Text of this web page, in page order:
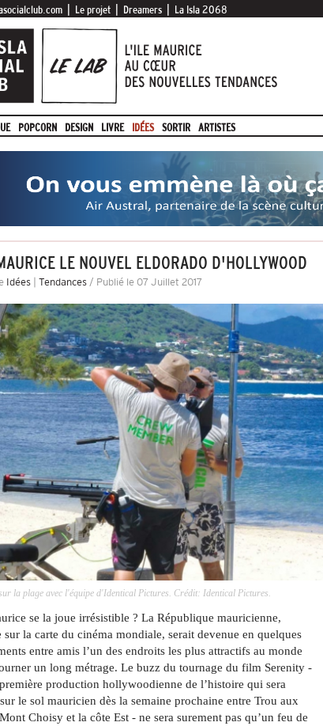
Le projet Dreamers La Isla 2068
POPCORN DESIGN LIVRE IDÉES SORTIR ARTISTES
LE NOUVEL ELDORADO D'HOLLYWOOD
Idées Tendances / Publié le 07 Juillet 2017
la plage avec l'équipe d'Identical Pictures. Crédit: Identical Pictures.
se la joue irrésistible ? La République mauricienne,
la carte du cinéma mondiale, serait devenue en quelques
entre amis l’un des endroits les plus attractifs au monde
un long métrage. Le buzz du tournage du film Serenity -
production hollywoodienne de l’histoire qui sera
le sol mauricien dès la semaine prochaine entre Trou aux
Choisy et la côte Est - ne sera surement pas qu’un feu de